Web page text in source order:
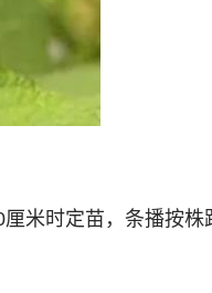
米时定苗，条播按株